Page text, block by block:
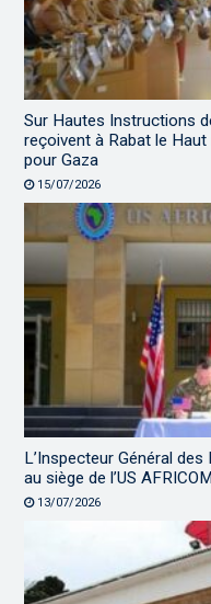
Sur Hautes Instructions
reçoivent à Rabat le
pour Gaza
15/07/2026
L’Inspecteur Général
au siège de l’US
13/07/2026